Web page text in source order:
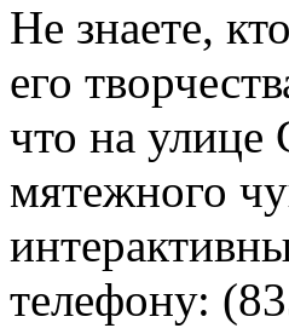
Не знаете,
его
что на
мятежного
телефону: